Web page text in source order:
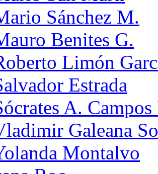
Sánchez M.
Benites G.
Limón
Estrada
A.
Galeana
Montalvo